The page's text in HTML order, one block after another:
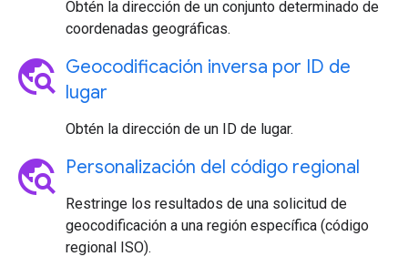
Obtén la dirección de un conjunto determinado de
coordenadas geográficas.
travel_explore Geocodificación inversa por ID de
lugar
Obtén la dirección de un ID de lugar.
travel_explore Personalización del código regional
Restringe los resultados de una solicitud de
geocodificación a una región específica (código
regional ISO).